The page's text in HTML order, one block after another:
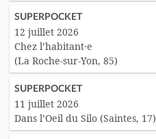
SUPERPOCKET
12 juillet 2026
Chez l’habitant·e
(La Roche-sur-Yon, 85)
SUPERPOCKET
11 juillet 2026
Dans l’Oeil du Silo (Saintes, 17)